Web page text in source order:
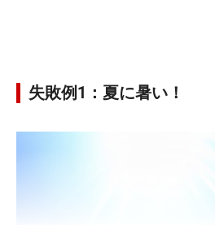
失敗例1：夏に暑い！